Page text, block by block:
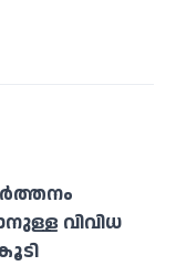
വിവിധ